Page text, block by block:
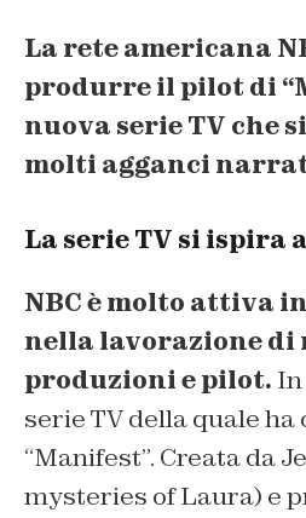
La rete americana
produrre il pilot di
nuova serie TV che
molti agganci
La serie TV si ispira
NBC è molto attiva
nella lavorazione di
produzioni e pilot. In
serie TV della quale
“Manifest”. Creata da
mysteries of Laura) e